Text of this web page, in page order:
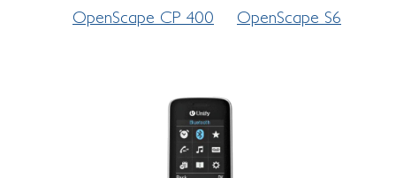
OpenScape CP 400 OpenScape S6